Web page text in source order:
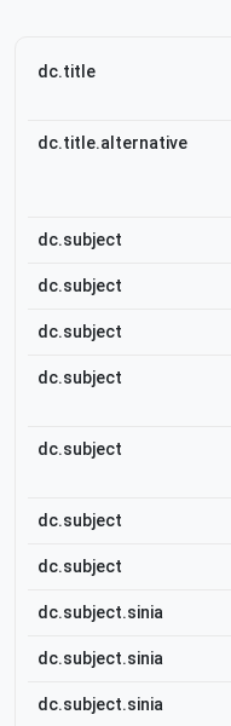
dc.title
dc.title.alternative
dc.subject
dc.subject
dc.subject
dc.subject
dc.subject
dc.subject
dc.subject
dc.subject.sinia
dc.subject.sinia
dc.subject.sinia